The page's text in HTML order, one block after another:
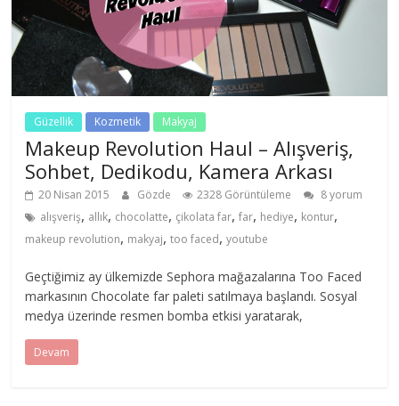
Güzellik Kozmetik Makyaj
Makeup Revolution Haul – Alışveriş,
Sohbet, Dedikodu, Kamera Arkası
20 Nisan 2015 Gözde 2328 Görüntüleme
8 yorum
alışveriş, allık, chocolatte, çikolata far,far, hediye, kontur,
makeup revolution, makyaj,too faced,youtube
Geçtiğimiz ay ülkemizde Sephora mağazalarına Too Faced
markasının Chocolate far paleti satılmaya başlandı. Sosyal
medya üzerinde resmen bomba etkisi yaratarak,
Devam